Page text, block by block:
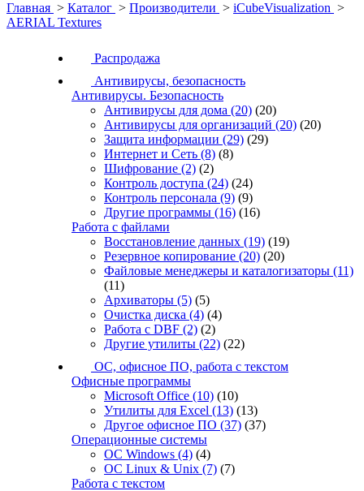
Главная > Каталог > Производители > iCubeVisualization >
AERIAL Textures
Распродажа
Антивирусы, безопасность
Антивирусы. Безопасность
Антивирусы для дома (20) (20)
Антивирусы для организаций (20) (20)
Защита информации (29) (29)
Интернет и Сеть (8) (8)
Шифрование (2) (2)
Контроль доступа (24) (24)
Контроль персонала (9) (9)
Другие программы (16) (16)
Работа с файлами
Восстановление данных (19) (19)
Резервное копирование (20) (20)
Файловые менеджеры и каталогизаторы (11)
(11)
Архиваторы (5) (5)
Очистка диска (4) (4)
Работа с DBF (2) (2)
Другие утилиты (22) (22)
ОС, офисное ПО, работа с текстом
Офисные программы
Microsoft Office (10) (10)
Утилиты для Excel (13) (13)
Другое офисное ПО (37) (37)
Операционные системы
ОС Windows (4) (4)
ОС Linux & Unix (7) (7)
Работа с текстом